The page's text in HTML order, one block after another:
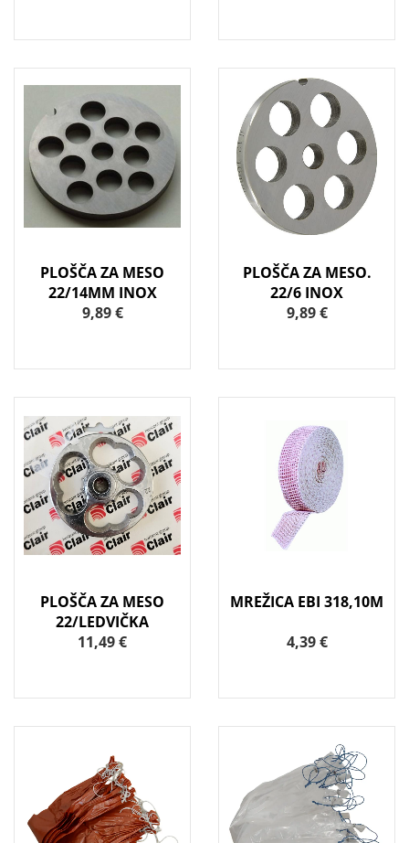
PLOŠČA ZA MESO
22/14MM INOX
9,89 €
PLOŠČA ZA MESO.
22/6 INOX
9,89 €
PLOŠČA ZA MESO
22/LEDVIČKA
11,49 €
MREŽICA EBI 318,10M
4,39 €